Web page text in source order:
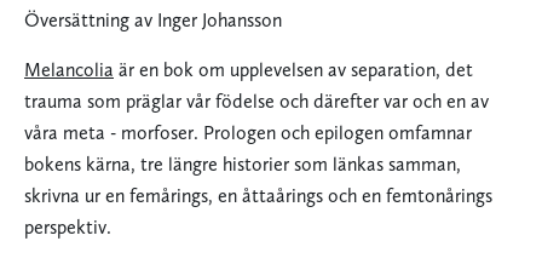
Översättning av Inger Johansson
Melancolia är en bok om upplevelsen av separation, det
trauma som präglar vår födelse och därefter var och en av
våra meta - morfoser. Prologen och epilogen omfamnar
bokens kärna, tre längre historier som länkas samman,
skrivna ur en femårings, en åttaårings och en femtonårings
perspektiv.